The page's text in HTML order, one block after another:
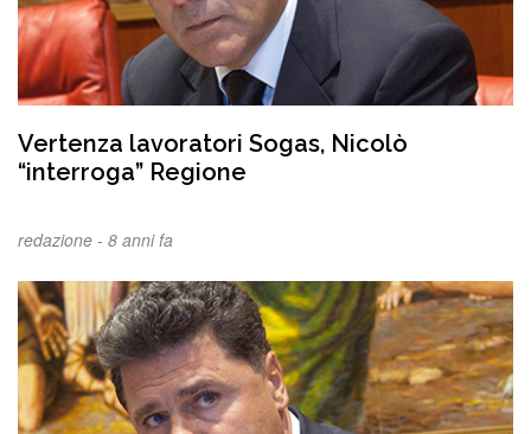
Vertenza lavoratori Sogas, Nicolò
“interroga” Regione
redazione - 8 anni fa